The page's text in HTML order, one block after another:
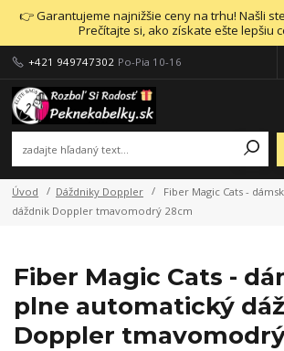
👉 Garantujeme najnižšie ceny na trhu! Našli
Prečítajte si, ako získate ešte lepšiu
+421 949747302 Po-Pia 10-16
Úvod Dáždniky Doppler
Fiber Magic Cats -
dáždnik Doppler tmavomodrý 28cm
Fiber Magic Cats -
plne automatický
Doppler